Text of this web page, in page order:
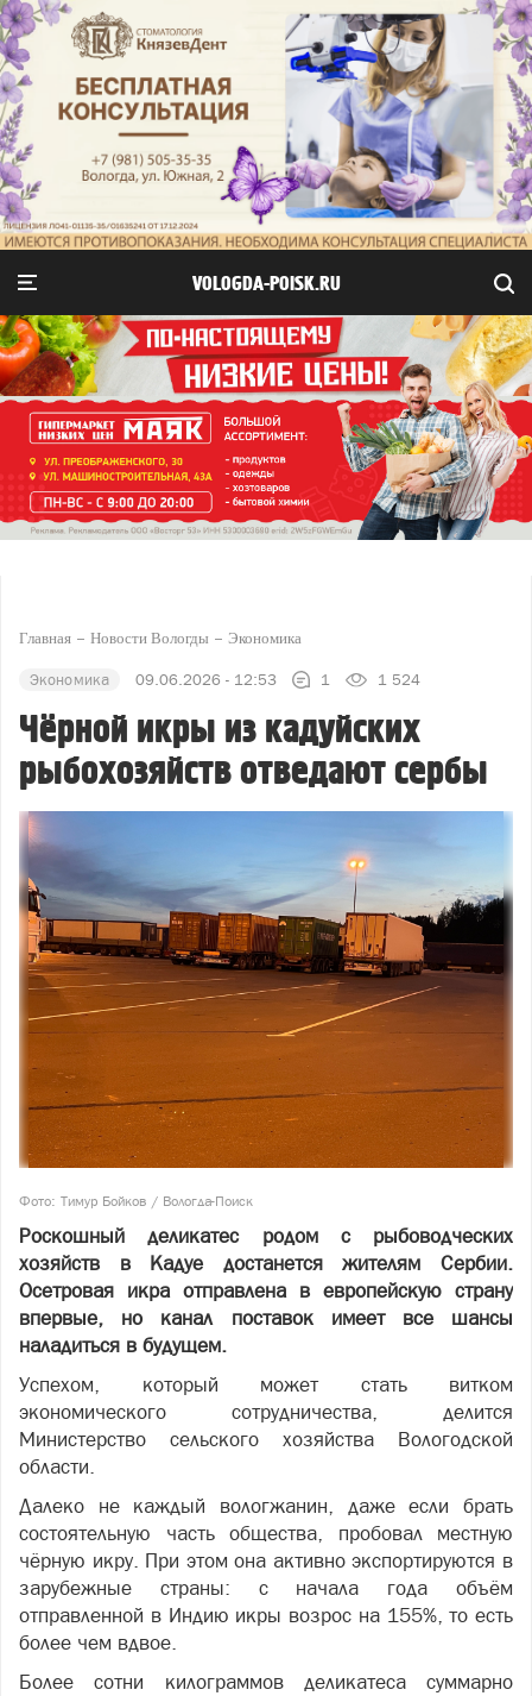
VOLOGDA-POISK.RU
Главная Новости Вологды Экономика
Экономика 09.06.2026 - 12:53 1 1 524
Чёрной икры из кадуйских
рыбохозяйств отведают сербы
Фото: Тимур Бойков / Вологда-Поиск
Роскошный деликатес родом с рыбоводческих
хозяйств в Кадуе достанется жителям Сербии.
Осетровая икра отправлена в европейскую страну
впервые, но канал поставок имеет все шансы
наладиться в будущем.
Успехом, который может стать витком
экономического сотрудничества, делится
Министерство сельского хозяйства Вологодской
области.
Далеко не каждый вологжанин, даже если брать
состоятельную часть общества, пробовал местную
чёрную икру. При этом она активно экспортируются в
зарубежные страны: с начала года объём
отправленной в Индию икры возрос на 155%, то есть
более чем вдвое.
Более сотни килограммов деликатеса суммарно